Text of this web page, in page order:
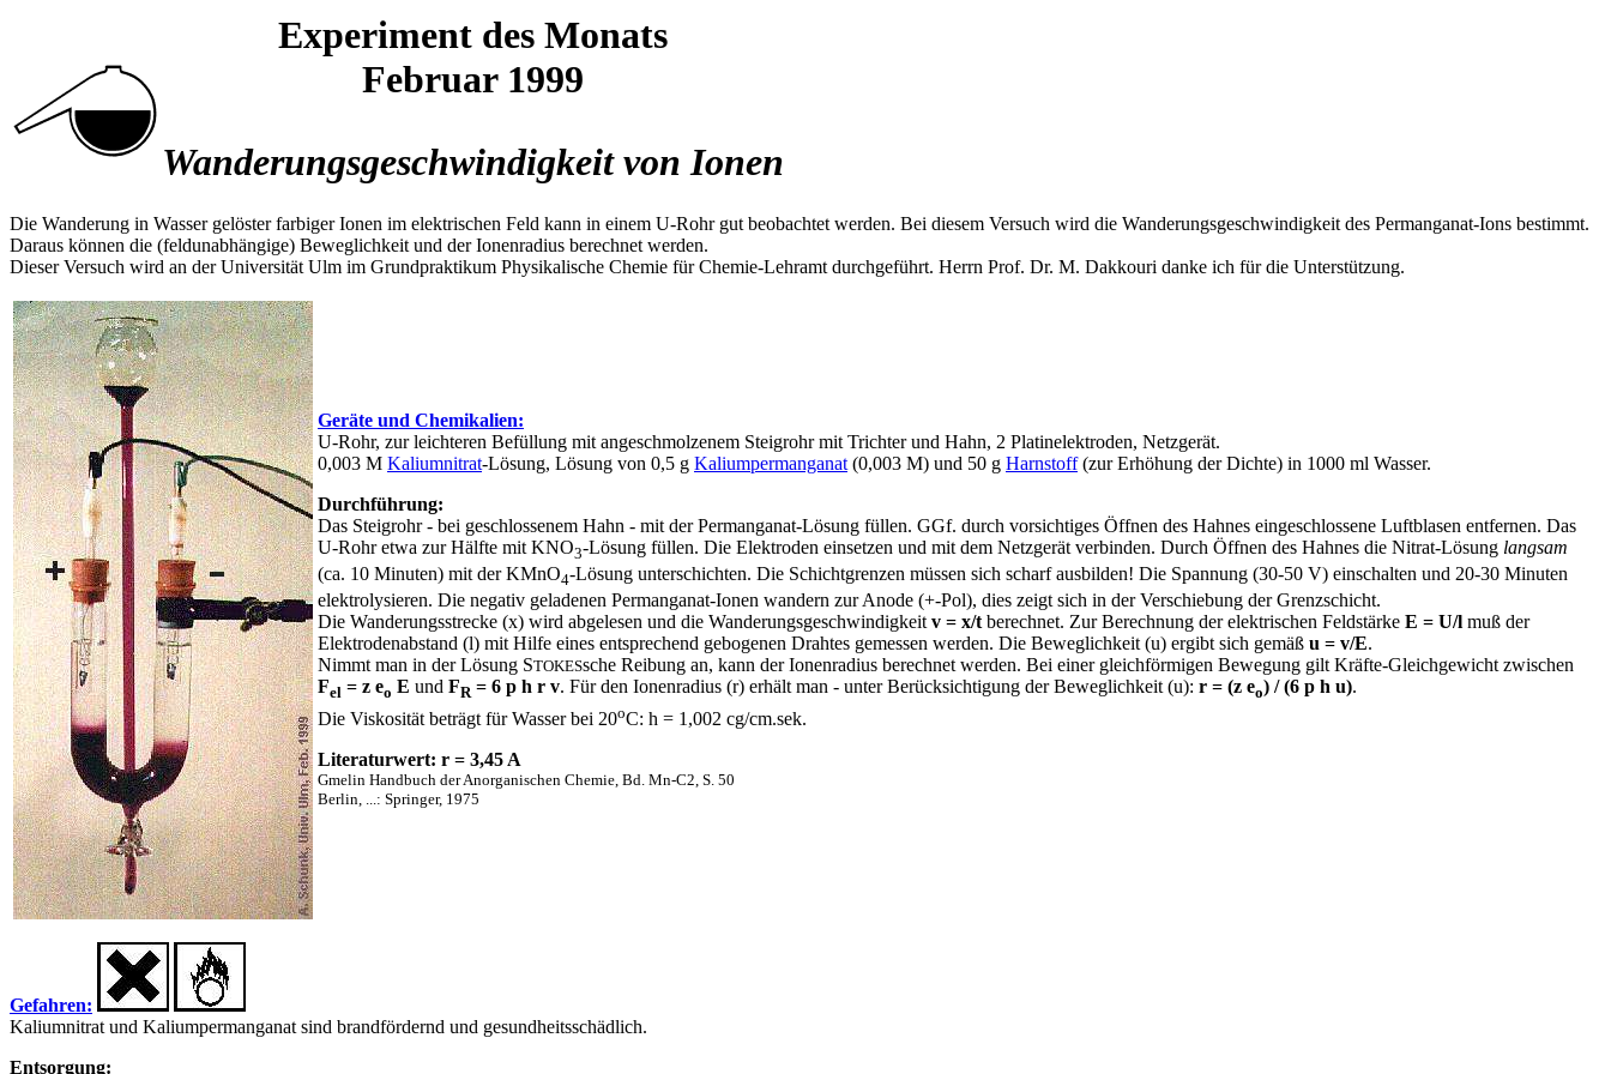
Experiment des Monats
Februar 1999
Wanderungsgeschwindigkeit von Ionen
Die Wanderung in Wasser gelöster farbiger Ionen im elektrischen Feld kann in einem U-Rohr gut beobachtet werden. Bei diesem Versuch wird die Wanderungsgeschwindigkeit des Permanganat-Ions bestimmt.
Daraus können die (feldunabhängige) Beweglichkeit und der Ionenradius berechnet werden.
Dieser Versuch wird an der Universität Ulm im Grundpraktikum Physikalische Chemie für Chemie-Lehramt durchgeführt. Herrn Prof. Dr. M. Dakkouri danke ich für die Unterstützung.
Geräte und Chemikalien:
U-Rohr, zur leichteren Befüllung mit angeschmolzenem Steigrohr mit Trichter und Hahn, 2 Platinelektroden, Netzgerät.
0,003 M Kaliumnitrat-Lösung, Lösung von 0,5 g Kaliumpermanganat (0,003 M) und 50 g Harnstoff(zur Erhöhung der Dichte) in 1000 ml Wasser.
Durchführung:
Das Steigrohr - bei geschlossenem Hahn - mit der Permanganat-Lösung füllen. GGf. durch vorsichtiges Öffnen des Hahnes eingeschlossene Luftblasen entfernen. Das
U-Rohr etwa zur Hälfte mit KNO3-Lösung füllen. Die Elektroden einsetzen und mit dem Netzgerät verbinden. Durch Öffnen des Hahnes die Nitrat-Lösung langsam
(ca. 10 Minuten) mit der KMnO4-Lösung unterschichten. Die Schichtgrenzen müssen sich scharf ausbilden! Die Spannung (30-50 V) einschalten und 20-30 Minuten
elektrolysieren. Die negativ geladenen Permanganat-Ionen wandern zur Anode (+-Pol), dies zeigt sich in der Verschiebung der Grenzschicht.
Die Wanderungsstrecke (x) wird abgelesen und die Wanderungsgeschwindigkeit v = x/t berechnet. Zur Berechnung der elektrischen Feldstärke E = U/l muß der
Elektrodenabstand (l) mit Hilfe eines entsprechend gebogenen Drahtes gemessen werden. Die Beweglichkeit (u) ergibt sich gemäß u = v/E.
Nimmt man in der Lösung STOKESsche Reibung an, kann der Ionenradius berechnet werden. Bei einer gleichförmigen Bewegung gilt Kräfte-Gleichgewicht zwischen
Fel = z eo E und FR = 6 p h r v. Für den Ionenradius (r) erhält man - unter Berücksichtigung der Beweglichkeit (u): r = (z eo) / (6 p h u).
Die Viskosität beträgt für Wasser bei 20oC: h = 1,002 cg/cm.sek.
Literaturwert: r = 3,45 A
Gmelin Handbuch der Anorganischen Chemie, Bd. Mn-C2, S. 50
Berlin, ...: Springer, 1975
Gefahren:
Kaliumnitrat und Kaliumpermanganat sind brandfördernd und gesundheitsschädlich.
Entsorgung: